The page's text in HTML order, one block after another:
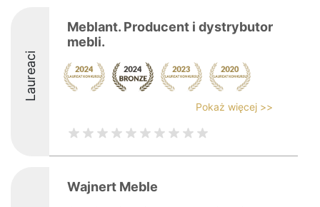
Laureaci
Meblant. Producent i dystrybutor
mebli.
Pokaż więcej >>
Wajnert Meble